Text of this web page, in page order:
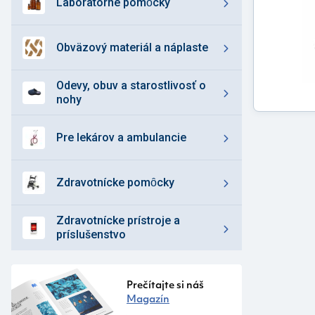
obväzový materiál a náplaste
odevy, obuv a starostlivosť o
nohy
pre lekárov a ambulancie
zdravotnícke pomȏcky
zdravotnícke prístroje a
príslušenstvo
Prečítajte si náš
Magazín